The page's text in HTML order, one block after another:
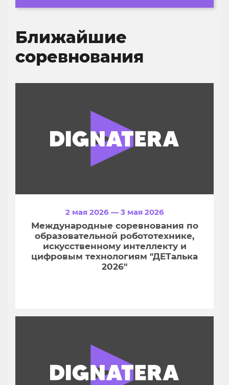
Ближайшие
соревнования
2 мая 2026 — 3 мая 2026
Международные соревнования по
образовательной робототехнике,
искусственному интеллекту и
цифровым технологиям "ДЕТалька
2026"